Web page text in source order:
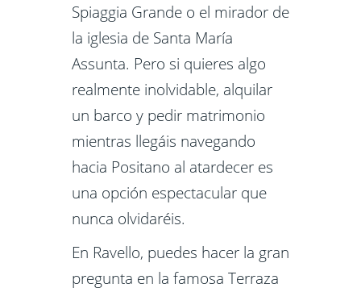
Spiaggia Grande o el mirador de
la iglesia de Santa María
Assunta. Pero si quieres algo
realmente inolvidable, alquilar
un barco y pedir matrimonio
mientras llegáis navegando
hacia Positano al atardecer es
una opción espectacular que
nunca olvidaréis.
En Ravello, puedes hacer la gran
pregunta en la famosa Terraza